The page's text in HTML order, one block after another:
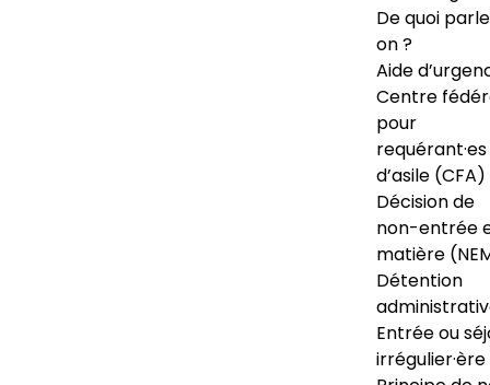
De quoi
on ?
Aide
Centre
pour
requérant·es
d’asile (CFA)
Décision de
non-entrée
matière
Détention
Entrée ou
irrégulier·ère